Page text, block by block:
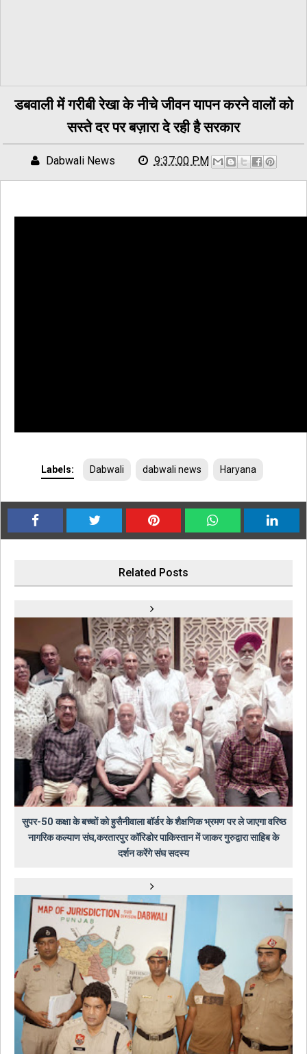
डबवाली में गरीबी रेखा के नीचे जीवन यापन करने वालों को
सस्ते दर पर बज़ारा दे रही है सरकार
Dabwali News 9:37:00 PM
Labels: Dabwali dabwali news Haryana
Related Posts
सुपर-50 कक्षा के बच्चों को हुसैनीवाला बॉर्डर के शैक्षणिक भ्रमण पर ले जाएगा वरिष्ठ
नागरिक कल्याण संघ,करतारपुर कॉरिडोर पाकिस्तान में जाकर गुरुद्वारा साहिब के
दर्शन करेंगे संघ सदस्य